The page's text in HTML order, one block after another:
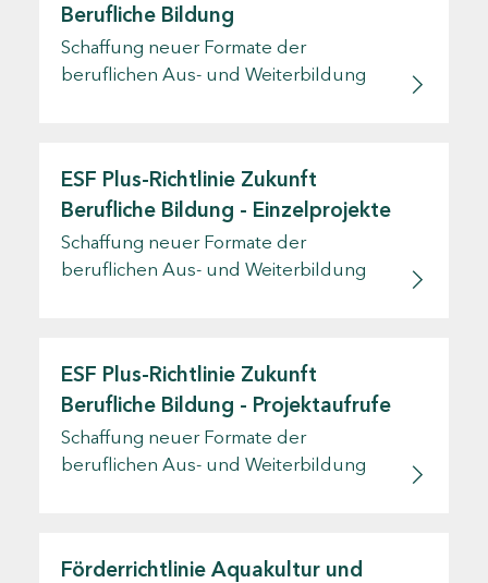
Berufliche Bildung
Schaffung neuer Formate der
beruflichen Aus- und Weiterbildung
ESF Plus-Richtlinie Zukunft
Berufliche Bildung - Einzelprojekte
Schaffung neuer Formate der
beruflichen Aus- und Weiterbildung
ESF Plus-Richtlinie Zukunft
Berufliche Bildung - Projektaufrufe
Schaffung neuer Formate der
beruflichen Aus- und Weiterbildung
Förderrichtlinie Aquakultur und